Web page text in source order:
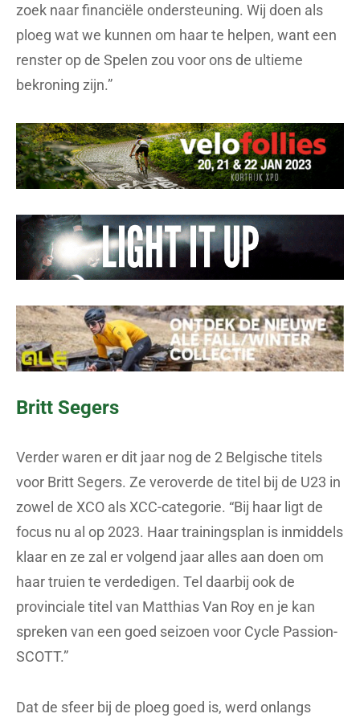
zoek naar financiële ondersteuning. Wij doen als
ploeg wat we kunnen om haar te helpen, want een
renster op de Spelen zou voor ons de ultieme
bekroning zijn.”
Britt Segers
Verder waren er dit jaar nog de 2 Belgische titels
voor Britt Segers. Ze veroverde de titel bij de U23 in
zowel de XCO als XCC-categorie. “Bij haar ligt de
focus nu al op 2023. Haar trainingsplan is inmiddels
klaar en ze zal er volgend jaar alles aan doen om
haar truien te verdedigen. Tel daarbij ook de
provinciale titel van Matthias Van Roy en je kan
spreken van een goed seizoen voor Cycle Passion-
SCOTT.”
Dat de sfeer bij de ploeg goed is, werd onlangs